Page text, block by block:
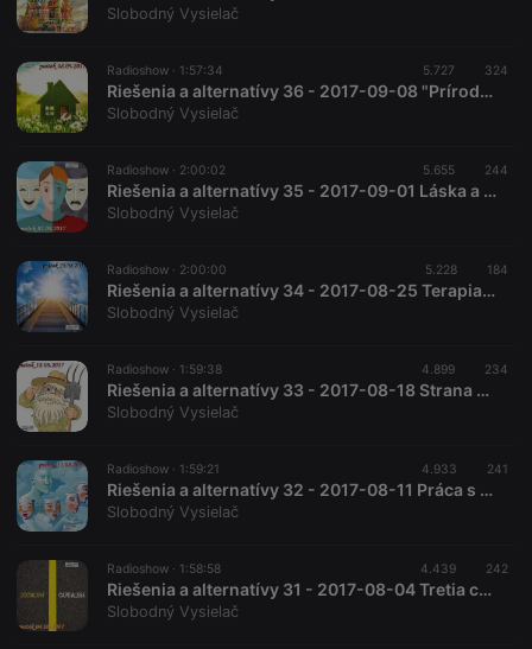
Slobodný Vysielač
Radioshow · 1:57:34 5.727 324
Riešenia a alternatívy 36 - 2017-09-08 "Prírodné stavby"
Slobodný Vysielač
Radioshow · 2:00:02 5.655 244
Riešenia a alternatívy 35 - 2017-09-01 Láska a strach
Slobodný Vysielač
Radioshow · 2:00:00 5.228 184
Riešenia a alternatívy 34 - 2017-08-25 Terapia Cesta
Slobodný Vysielač
Radioshow · 1:59:38 4.899 234
Riešenia a alternatívy 33 - 2017-08-18 Strana zdravého sedliackeho rozumu
Slobodný Vysielač
Radioshow · 1:59:21 4.933 241
Riešenia a alternatívy 32 - 2017-08-11 Práca s archetypmi
Slobodný Vysielač
Radioshow · 1:58:58 4.439 242
Riešenia a alternatívy 31 - 2017-08-04 Tretia cesta
Slobodný Vysielač